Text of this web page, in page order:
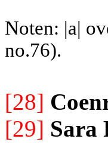
Noten: |a|
no.76).
[28]
[29] Sara